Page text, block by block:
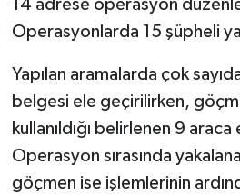
14 adrese operasyon
Operasyonlarda 15 şüpheli
Yapılan aramalarda çok
belgesi ele geçirilirken,
kullanıldığı belirlenen 9
Operasyon sırasında
göçmen ise işlemlerinin